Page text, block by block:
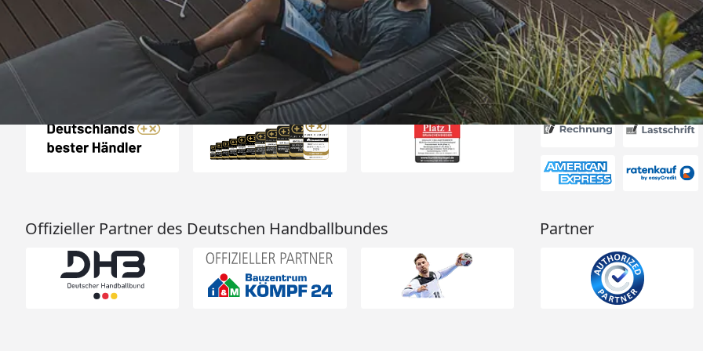
25.988 Bewertungen
Auszeichnungen Akzeptierte
Offizieller Partner des Deutschen Handballbundes Partner